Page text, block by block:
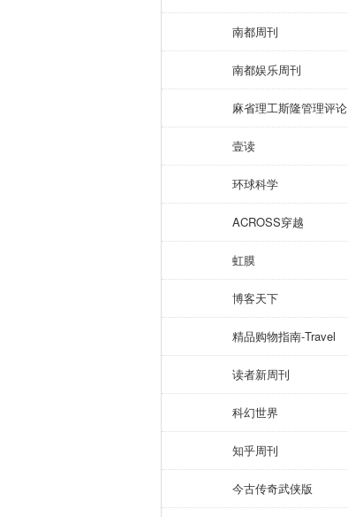
南都周刊
南都娱乐周刊
麻省理工斯隆管理评论
壹读
环球科学
ACROSS穿越
虹膜
博客天下
精品购物指南-Travel
读者新周刊
科幻世界
知乎周刊
今古传奇武侠版